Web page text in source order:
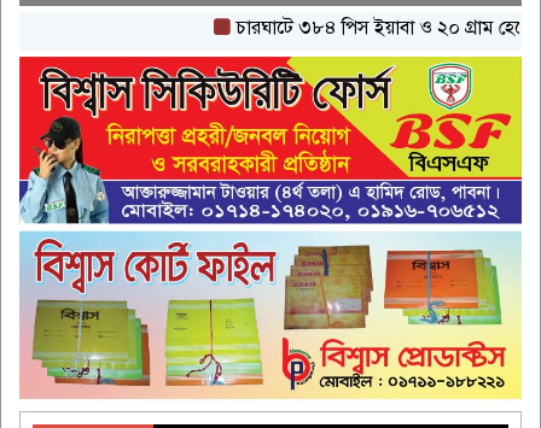
চারঘাটে ৩৮৪ পিস ইয়াবা ও ২০ গ্রাম